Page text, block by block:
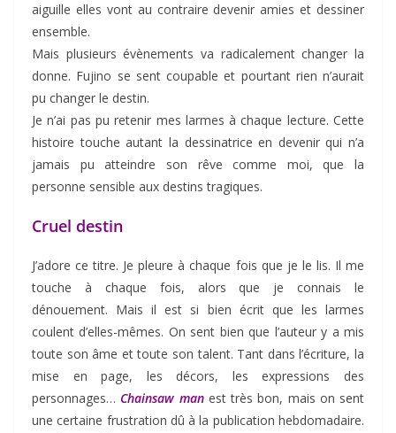
aiguille elles vont au contraire devenir amies et dessiner
ensemble.
Mais plusieurs évènements va radicalement changer la
donne. Fujino se sent coupable et pourtant rien n’aurait
pu changer le destin.
Je n’ai pas pu retenir mes larmes à chaque lecture. Cette
histoire touche autant la dessinatrice en devenir qui n’a
jamais pu atteindre son rêve comme moi, que la
personne sensible aux destins tragiques.
Cruel destin
J’adore ce titre. Je pleure à chaque fois que je le lis. Il me
touche à chaque fois, alors que je connais le
dénouement. Mais il est si bien écrit que les larmes
coulent d’elles-mêmes. On sent bien que l’auteur y a mis
toute son âme et toute son talent. Tant dans l’écriture, la
mise en page, les décors, les expressions des
personnages… Chainsaw man est très bon, mais on sent
une certaine frustration dû à la publication hebdomadaire.